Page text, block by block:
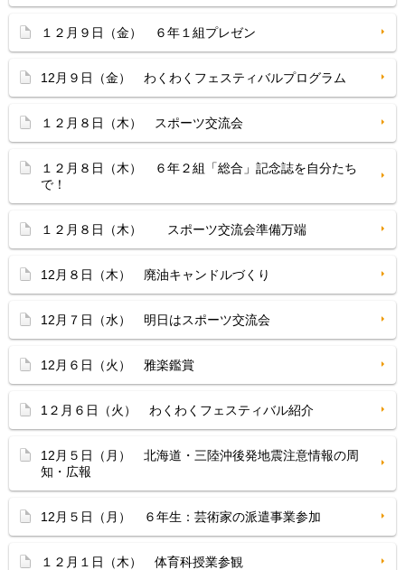
１２月９日（金） ６年１組プレゼン
12月９日（金） わくわくフェスティバルプログラム
１２月８日（木） スポーツ交流会
１２月８日（木） ６年２組「総合」記念誌を自分たち
で！
１２月８日（木） スポーツ交流会準備万端
12月８日（木） 廃油キャンドルづくり
12月７日（水） 明日はスポーツ交流会
12月６日（火） 雅楽鑑賞
1２月６日（火） わくわくフェスティバル紹介
12月５日（月） 北海道・三陸沖後発地震注意情報の周
知・広報
12月５日（月） ６年生：芸術家の派遣事業参加
１２月１日（木） 体育科授業参観